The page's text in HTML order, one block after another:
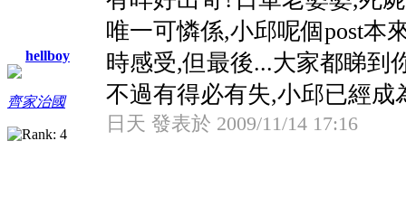
hellboy
齊家治國
唯一可憐係,小邱呢個post本
時感受,但最後...大家都睇到
不過有得必有失,小邱已經成
日天 發表於 2009/11/14 17:16